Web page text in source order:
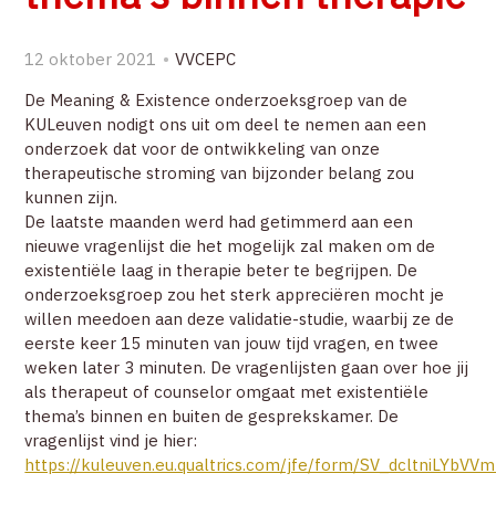
12 oktober 2021
VVCEPC
De Meaning & Existence onderzoeksgroep van de
KULeuven nodigt ons uit om deel te nemen aan een
onderzoek dat voor de ontwikkeling van onze
therapeutische stroming van bijzonder belang zou
kunnen zijn.
De laatste maanden werd had getimmerd aan een
nieuwe vragenlijst die het mogelijk zal maken om de
existentiële laag in therapie beter te begrijpen. De
onderzoeksgroep zou het sterk appreciëren mocht je
willen meedoen aan deze validatie-studie, waarbij ze de
eerste keer 15 minuten van jouw tijd vragen, en twee
weken later 3 minuten. De vragenlijsten gaan over hoe jij
als therapeut of counselor omgaat met existentiële
thema’s binnen en buiten de gesprekskamer. De
vragenlijst vind je hier:
https://kuleuven.eu.qualtrics.com/jfe/form/
ZOEK
ACCOUNT